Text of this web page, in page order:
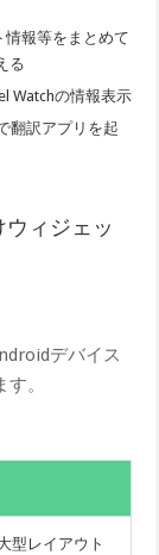
情報等をまとめて
る
Watchの情報表示
翻訳アプリを起
ィジェッ
デバイス
。
型レイアウト